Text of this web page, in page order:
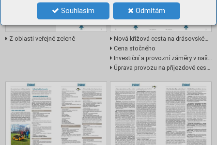
Souhlasím Odmítám
Z oblasti veřejné zeleně
Nová křížová cesta na drásovském hřbitově
Cena stočného
Investiční a provozní záměry v naší škole
Úprava provozu na příjezdové cestě k mateřské škole